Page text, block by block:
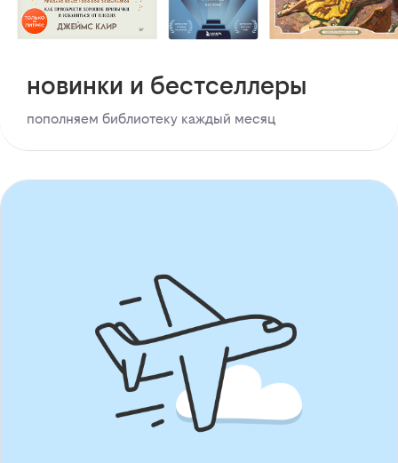
новинки и бестселлеры
пополняем библиотеку каждый месяц